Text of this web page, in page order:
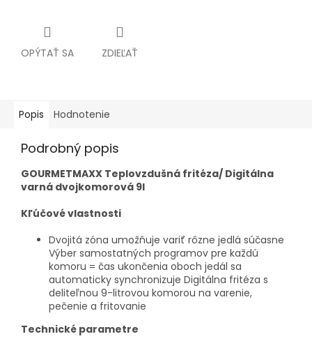
OPÝTAŤ SA ZDIEĽAŤ
Popis Hodnotenie
Podrobný popis
GOURMETMAXX Teplovzdušná fritéza/ Digitálna
varná dvojkomorová 9l
Kľúčové vlastnosti
Dvojitá zóna umožňuje variť rôzne jedlá súčasne
Výber samostatných programov pre každú
komoru = čas ukončenia oboch jedál sa
automaticky synchronizuje Digitálna fritéza s
deliteľnou 9-litrovou komorou na varenie,
pečenie a fritovanie
Technické parametre